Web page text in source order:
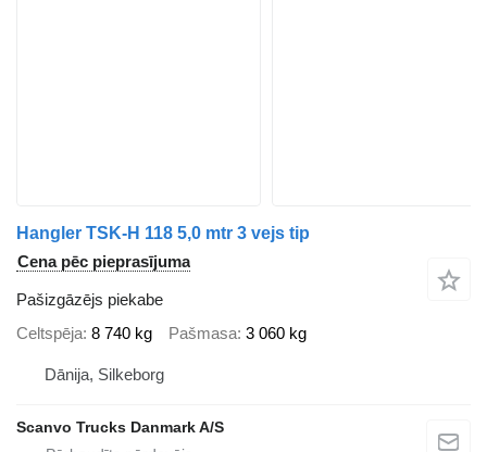
Hangler TSK-H 118 5,0 mtr 3 vejs tip
Cena pēc pieprasījuma
Pašizgāzējs piekabe
Celtspēja 8 740 kg Pašmasa 3 060 kg
Dānija, Silkeborg
Scanvo Trucks Danmark A/S